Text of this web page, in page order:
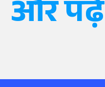
और पढ़ें